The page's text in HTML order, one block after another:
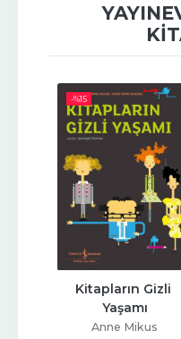
-%15
Kitapların Gizli
Yaşamı
Anne Mikus